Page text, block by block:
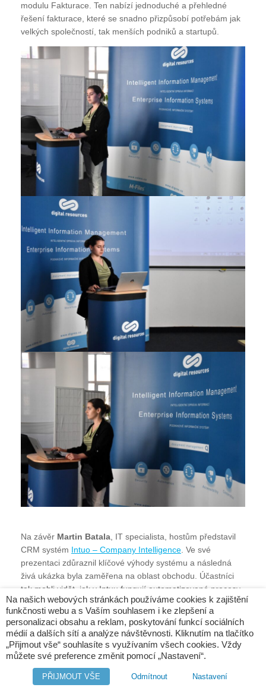
modulu Fakturace. Ten nabízí jednoduché a přehledné
řešení fakturace, které se snadno přizpůsobí potřebám jak
velkých společností, tak menších podniků a startupů.
Na závěr Martin Batala , IT specialista, hostům představil
CRM systém Intuo – Company Intelligence . Ve své
prezentaci zdůraznil klíčové výhody systému a následná
živá ukázka byla zaměřena na oblast obchodu. Účastníci
tak mohli vidět, jak v Intuu fungují automatizované procesy,
jak systém eviduje obchodní aktivity – od e-mailů přes
telefonáty až po marketingové kampaně – nebo jak vypadá
tzv. semafor příležitostí, který pomáhá obchodníkům i
vedení efektivně řídit potenciální obchodní případy.
Na našich webových stránkách používáme cookies k zajištění
funkčnosti webu a s Vaším souhlasem i ke zlepšení a
personalizaci obsahu a reklam, poskytování funkcí sociálních
médií a dalších sítí a analýze návštěvnosti. Kliknutím na tlačítko
„Přijmout vše“ souhlasíte s využívaním všech cookies. Vždy
můžete své preference změnit pomocí „Nastavení“.
PŘIJMOUT VŠE Odmítnout Nastavení